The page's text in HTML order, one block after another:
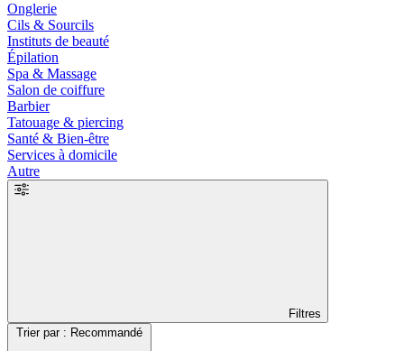
Onglerie
Cils & Sourcils
Instituts de beauté
Épilation
Spa & Massage
Salon de coiffure
Barbier
Tatouage & piercing
Santé & Bien-être
Services à domicile
Autre
Filtres